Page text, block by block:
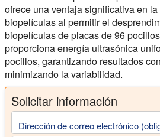
ofrece una ventaja significativa en
biopelículas al permitir el
biopelículas de placas de 96
proporciona energía ultrasónica
pocillos, garantizando resultados
minimizando la variabilidad.
Solicitar información
Dirección de correo electrónico